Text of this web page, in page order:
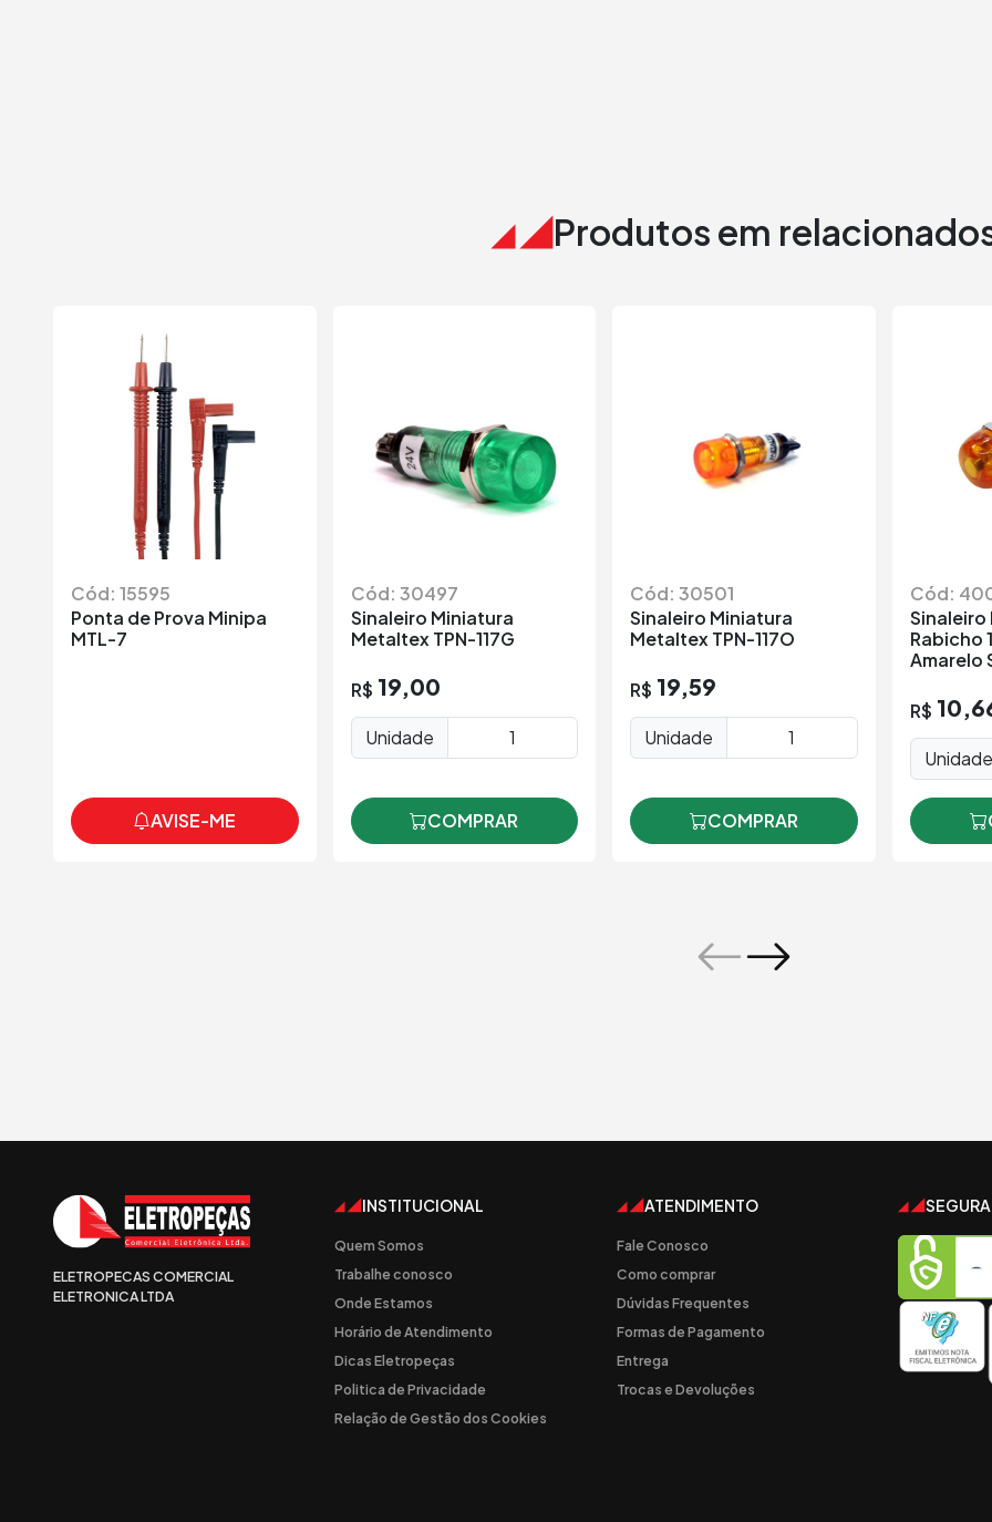
Produtos em
Cód: 15595
Ponta de Prova Minipa
MTL-7
AVISE-ME
Cód: 30497
Sinaleiro Miniatura
Metaltex TPN-117G
R$ 19,00
Unidade
COMPRAR
Cód: 30501
Sinaleiro Miniatura
Metaltex TPN-117O
R$ 19,59
Unidade
COMPRAR
Cód:
Sinaleiro
Rabicho
Amarelo
R$
Unidade
ELETROPECAS COMERCIAL
ELETRONICA LTDA
INSTITUCIONAL
Quem Somos
Trabalhe conosco
Onde Estamos
Horário de Atendimento
Dicas Eletropeças
Politica de Privacidade
Relação de Gestão dos Cookies
ATENDIMENTO
Fale Conosco
Como comprar
Dúvidas Frequentes
Formas de Pagamento
Entrega
Trocas e Devoluções